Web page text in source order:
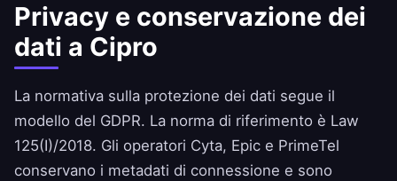
Privacy e conservazione dei
dati a Cipro
La normativa sulla protezione dei dati segue il
modello del GDPR. La norma di riferimento è Law
125(I)/2018. Gli operatori Cyta, Epic e PrimeTel
conservano i metadati di connessione e sono